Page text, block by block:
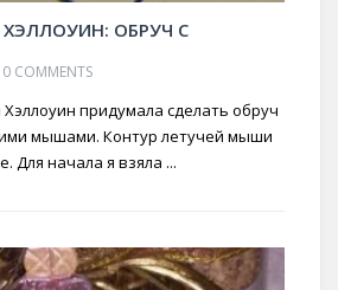
ОБРУЧ С
0 COMMENTS
придумала сделать обруч
мышами. Контур летучей мыши
Для начала я взяла ...